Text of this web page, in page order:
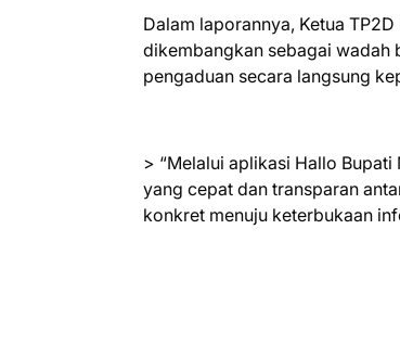
Dalam laporannya, Ketua
dikembangkan sebagai wadah
pengaduan secara langsung
> “Melalui aplikasi Hallo
yang cepat dan transparan
konkret menuju keterbukaan